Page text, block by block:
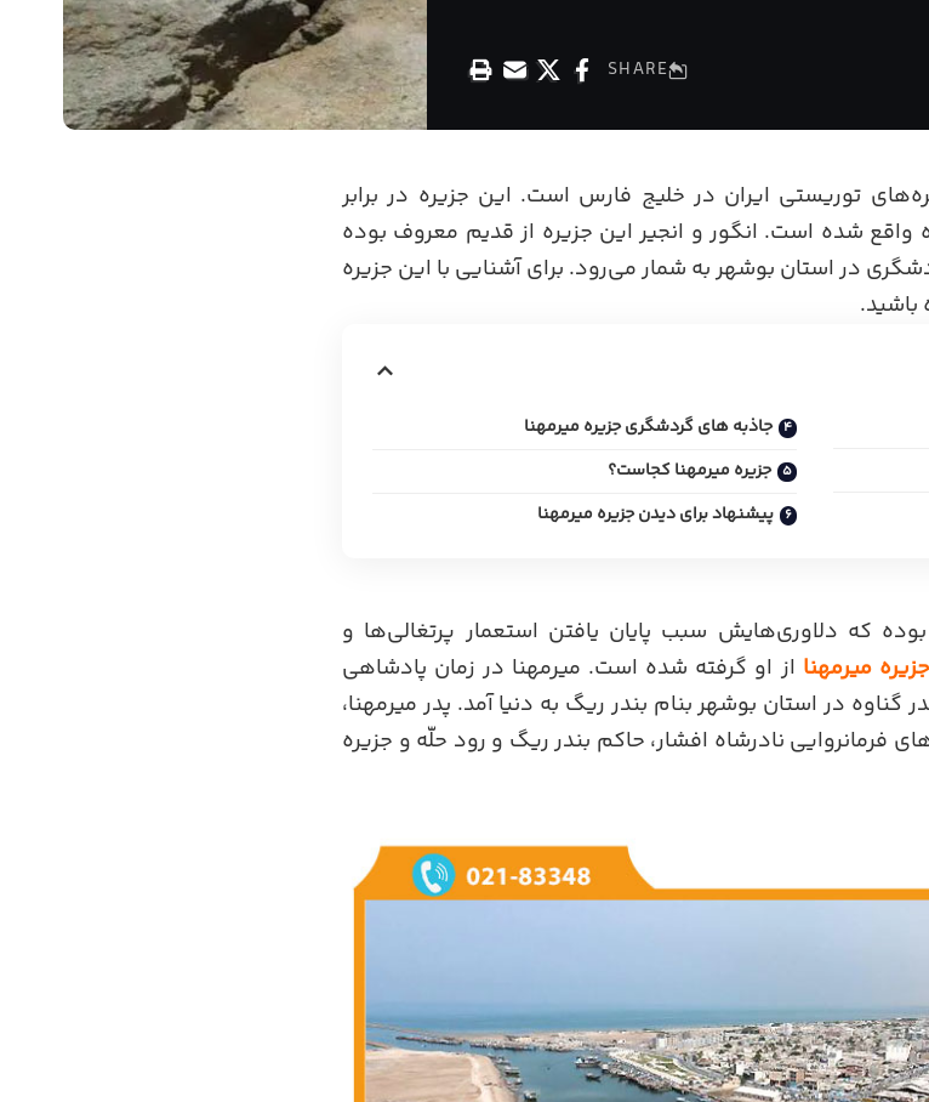
SHARE
توریستی ایران در خلیج فارس است. این جزیره در برابر
واقع شده است. انگور و انجیر این جزیره از قدیم معروف بوده‌
در استان بوشهر به شمار می‌رود. برای آشنایی با این جزیره
باشید.
جاذبه های گردشگری جزیره میرمهنا
جزیره میرمهنا کجاست؟
پیشنهاد برای دیدن جزیره میرمهنا
که دلاوری‌هایش سبب پایان یافتن استعمار پرتغالی‌ها و
جزیره میرمهنا از او گرفته شده است. میرمهنا در زمان پادشاهی
گناوه در استان بوشهر بنام بندر ریگ به دنیا آمد. پدر میرمهنا،
فرمانروایی نادرشاه افشار، حاکم بندر ریگ و رود حلّه و جزیره